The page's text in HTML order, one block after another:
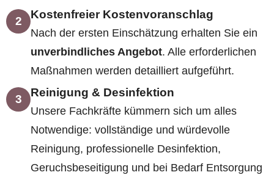
2 Kostenfreier Kostenvoranschlag
Nach der ersten Einschätzung erhalten Sie ein
unverbindliches Angebot. Alle erforderlichen
Maßnahmen werden detailliert aufgeführt.
3 Reinigung & Desinfektion
Unsere Fachkräfte kümmern sich um alles
Notwendige: vollständige und würdevolle
Reinigung, professionelle Desinfektion,
Geruchsbeseitigung und bei Bedarf Entsorgung